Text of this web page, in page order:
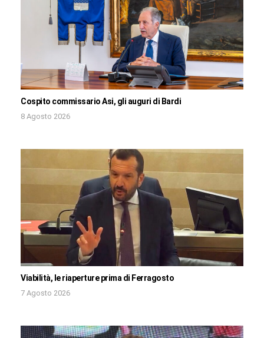
Cospito commissario Asi, gli auguri di Bardi
8 Agosto 2026
Viabilità, le riaperture prima di Ferragosto
7 Agosto 2026